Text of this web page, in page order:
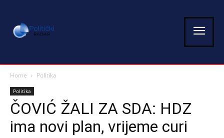
Home Politika
Politika
ČOVIĆ ŽALI ZA SDA: HDZ
ima novi plan, vrijeme curi